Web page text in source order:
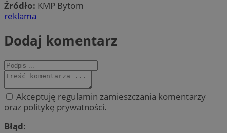
Źródło: KMP Bytom
reklama
Dodaj komentarz
Akceptuję regulamin zamieszczania komentarzy
oraz politykę prywatności.
Błąd: